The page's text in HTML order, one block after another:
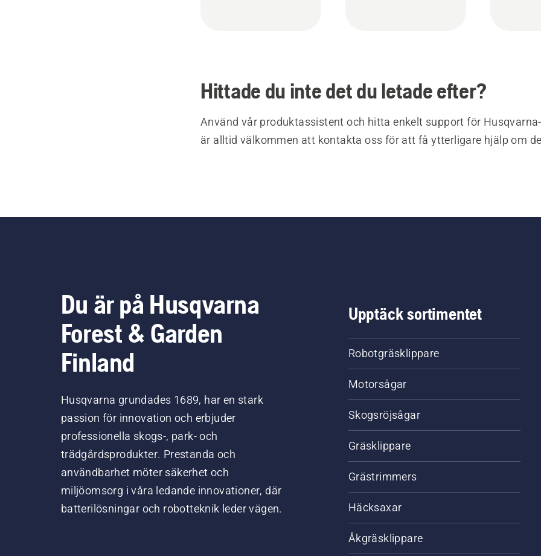
Hittade du inte det du letade efter?
Använd vår produktassistent och hitta enkelt support för
är alltid välkommen att kontakta oss för att få ytterligare hjälp om
Du är på Husqvarna
Forest & Garden
Finland
Husqvarna grundades 1689, har en stark
passion för innovation och erbjuder
professionella skogs-, park- och
trädgårdsprodukter. Prestanda och
användbarhet möter säkerhet och
miljöomsorg i våra ledande innovationer, där
batterilösningar och robotteknik leder vägen.
Upptäck sortimentet
Robotgräsklippare
Motorsågar
Skogsröjsågar
Gräsklippare
Grästrimmers
Häcksaxar
Åkgräsklippare